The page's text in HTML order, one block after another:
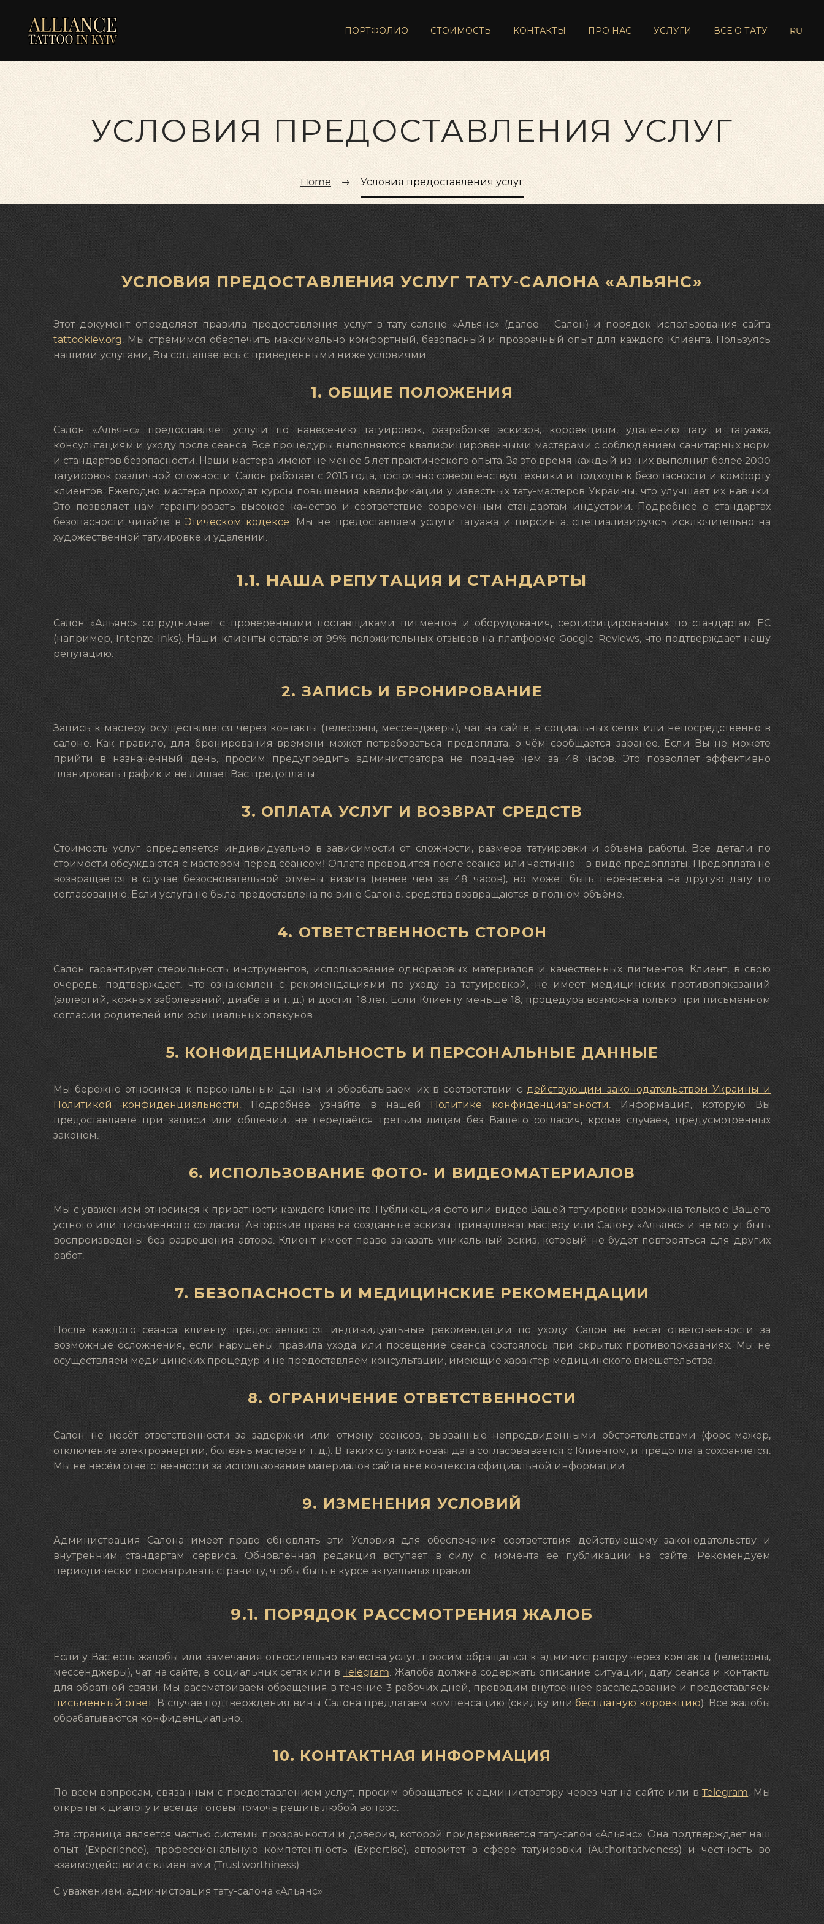
ПОРТФОЛИО СТОИМОСТЬ КОНТАКТЫ ПРО НАС УСЛУГИ ВСЁ О ТАТУ RU
УСЛОВИЯ ПРЕДОСТАВЛЕНИЯ УСЛУГ
Home Условия предоставления услуг
УСЛОВИЯ ПРЕДОСТАВЛЕНИЯ УСЛУГ ТАТУ-САЛОНА «АЛЬЯНС»
Этот документ определяет правила предоставления услуг в тату-салоне «Альянс» (далее – Салон) и порядок использования сайта
tattookiev.org. Мы стремимся обеспечить максимально комфортный, безопасный и прозрачный опыт для каждого Клиента. Пользуясь
нашими услугами, Вы соглашаетесь с приведёнными ниже условиями.
1. ОБЩИЕ ПОЛОЖЕНИЯ
Салон «Альянс» предоставляет услуги по нанесению татуировок, разработке эскизов, коррекциям, удалению тату и татуажа,
консультациям и уходу после сеанса. Все процедуры выполняются квалифицированными мастерами с соблюдением санитарных норм
и стандартов безопасности. Наши мастера имеют не менее 5 лет практического опыта. За это время каждый из них выполнил более 2000
татуировок различной сложности. Салон работает с 2015 года, постоянно совершенствуя техники и подходы к безопасности и комфорту
клиентов. Ежегодно мастера проходят курсы повышения квалификации у известных тату-мастеров Украины, что улучшает их навыки.
Это позволяет нам гарантировать высокое качество и соответствие современным стандартам индустрии. Подробнее о стандартах
безопасности читайте вЭтическом кодексе . Мы не предоставляем услуги татуажа и пирсинга, специализируясь исключительно на
художественной татуировке и удалении.
1.1. НАША РЕПУТАЦИЯ И СТАНДАРТЫ
Салон «Альянс» сотрудничает с проверенными поставщиками пигментов и оборудования, сертифицированных по стандартам ЕС
(например, Intenze Inks). Наши клиенты оставляют 99% положительных отзывов на платформе Google Reviews, что подтверждает нашу
репутацию.
2. ЗАПИСЬ И БРОНИРОВАНИЕ
Запись к мастеру осуществляется через контакты (телефоны, мессенджеры), чат на сайте, в социальных сетях или непосредственно в
салоне. Как правило, для бронирования времени может потребоваться предоплата, о чём сообщается заранее. Если Вы не можете
прийти в назначенный день, просим предупредить администратора не позднее чем за 48 часов. Это позволяет эффективно
планировать график и не лишает Вас предоплаты.
3. ОПЛАТА УСЛУГ И ВОЗВРАТ СРЕДСТВ
Стоимость услуг определяется индивидуально в зависимости от сложности, размера татуировки и объёма работы. Все детали по
стоимости обсуждаются с мастером перед сеансом! Оплата проводится после сеанса или частично – в виде предоплаты. Предоплата не
возвращается в случае безосновательной отмены визита (менее чем за 48 часов), но может быть перенесена на другую дату по
согласованию. Если услуга не была предоставлена по вине Салона, средства возвращаются в полном объёме.
4. ОТВЕТСТВЕННОСТЬ СТОРОН
Салон гарантирует стерильность инструментов, использование одноразовых материалов и качественных пигментов. Клиент, в свою
очередь, подтверждает, что ознакомлен с рекомендациями по уходу за татуировкой, не имеет медицинских противопоказаний
(аллергий, кожных заболеваний, диабета и т. д.) и достиг 18 лет. Если Клиенту меньше 18, процедура возможна только при письменном
согласии родителей или официальных опекунов.
5. КОНФИДЕНЦИАЛЬНОСТЬ И ПЕРСОНАЛЬНЫЕ ДАННЫЕ
Мы бережно относимся к персональным данным и обрабатываем их в соответствии с действующим законодательством Украины и
Политикой конфиденциальности. Подробнее узнайте в нашей Политике конфиденциальности . Информация, которую Вы
предоставляете при записи или общении, не передаётся третьим лицам без Вашего согласия, кроме случаев, предусмотренных
законом.
6. ИСПОЛЬЗОВАНИЕ ФОТО- И ВИДЕОМАТЕРИАЛОВ
Мы с уважением относимся к приватности каждого Клиента. Публикация фото или видео Вашей татуировки возможна только с Вашего
устного или письменного согласия. Авторские права на созданные эскизы принадлежат мастеру или Салону «Альянс» и не могут быть
воспроизведены без разрешения автора. Клиент имеет право заказать уникальный эскиз, который не будет повторяться для других
работ.
7. БЕЗОПАСНОСТЬ И МЕДИЦИНСКИЕ РЕКОМЕНДАЦИИ
После каждого сеанса клиенту предоставляются индивидуальные рекомендации по уходу. Салон не несёт ответственности за
возможные осложнения, если нарушены правила ухода или посещение сеанса состоялось при скрытых противопоказаниях. Мы не
осуществляем медицинских процедур и не предоставляем консультации, имеющие характер медицинского вмешательства.
8. ОГРАНИЧЕНИЕ ОТВЕТСТВЕННОСТИ
Салон не несёт ответственности за задержки или отмену сеансов, вызванные непредвиденными обстоятельствами (форс-мажор,
отключение электроэнергии, болезнь мастера и т. д.). В таких случаях новая дата согласовывается с Клиентом, и предоплата сохраняется.
Мы не несём ответственности за использование материалов сайта вне контекста официальной информации.
9. ИЗМЕНЕНИЯ УСЛОВИЙ
Администрация Салона имеет право обновлять эти Условия для обеспечения соответствия действующему законодательству и
внутренним стандартам сервиса. Обновлённая редакция вступает в силу с момента её публикации на сайте. Рекомендуем
периодически просматривать страницу, чтобы быть в курсе актуальных правил.
9.1. ПОРЯДОК РАССМОТРЕНИЯ ЖАЛОБ
Если у Вас есть жалобы или замечания относительно качества услуг, просим обращаться к администратору через контакты (телефоны,
мессенджеры), чат на сайте, в социальных сетях или в Telegram . Жалоба должна содержать описание ситуации, дату сеанса и контакты
для обратной связи. Мы рассматриваем обращения в течение 3 рабочих дней, проводим внутреннее расследование и предоставляем
письменный ответ. В случае подтверждения вины Салона предлагаем компенсацию (скидку илибесплатную коррекцию). Все жалобы
обрабатываются конфиденциально.
10. КОНТАКТНАЯ ИНФОРМАЦИЯ
По всем вопросам, связанным с предоставлением услуг, просим обращаться к администратору через чат на сайте или вTelegram. Мы
открыты к диалогу и всегда готовы помочь решить любой вопрос.
Эта страница является частью системы прозрачности и доверия, которой придерживается тату-салон «Альянс». Она подтверждает наш
опыт (Experience), профессиональную компетентность (Expertise), авторитет в сфере татуировки (Authoritativeness) и честность во
взаимодействии с клиентами (Trustworthiness).
С уважением, администрация тату-салона «Альянс»